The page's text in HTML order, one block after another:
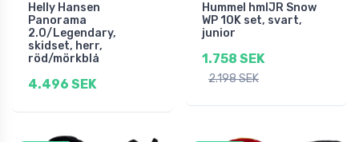
Helly Hansen
Panorama
2.0/Legendary,
skidset, herr,
röd/mörkblå
4.496 SEK
Hummel hmlJR Snow
WP 10K set, svart,
junior
1.758 SEK
2.198 SEK